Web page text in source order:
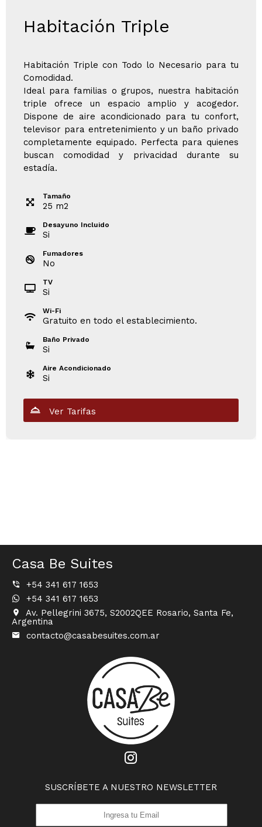
Habitación Triple
Habitación Triple con Todo lo Necesario para tu
Comodidad.
Ideal para familias o grupos, nuestra habitación
triple ofrece un espacio amplio y acogedor.
Dispone de aire acondicionado para tu confort,
televisor para entretenimiento y un baño privado
completamente equipado. Perfecta para quienes
buscan comodidad y privacidad durante su
estadía.
Tamaño
25 m2
Desayuno Incluido
Si
Fumadores
No
TV
Si
Wi-Fi
Gratuito en todo el establecimiento.
Baño Privado
Si
Aire Acondicionado
Si
Ver Tarifas
Casa Be Suites
+54 341 617 1653
+54 341 617 1653
Av. Pellegrini 3675, S2002QEE Rosario, Santa Fe,
Argentina
contacto@casabesuites.com.ar
SUSCRÍBETE A NUESTRO NEWSLETTER